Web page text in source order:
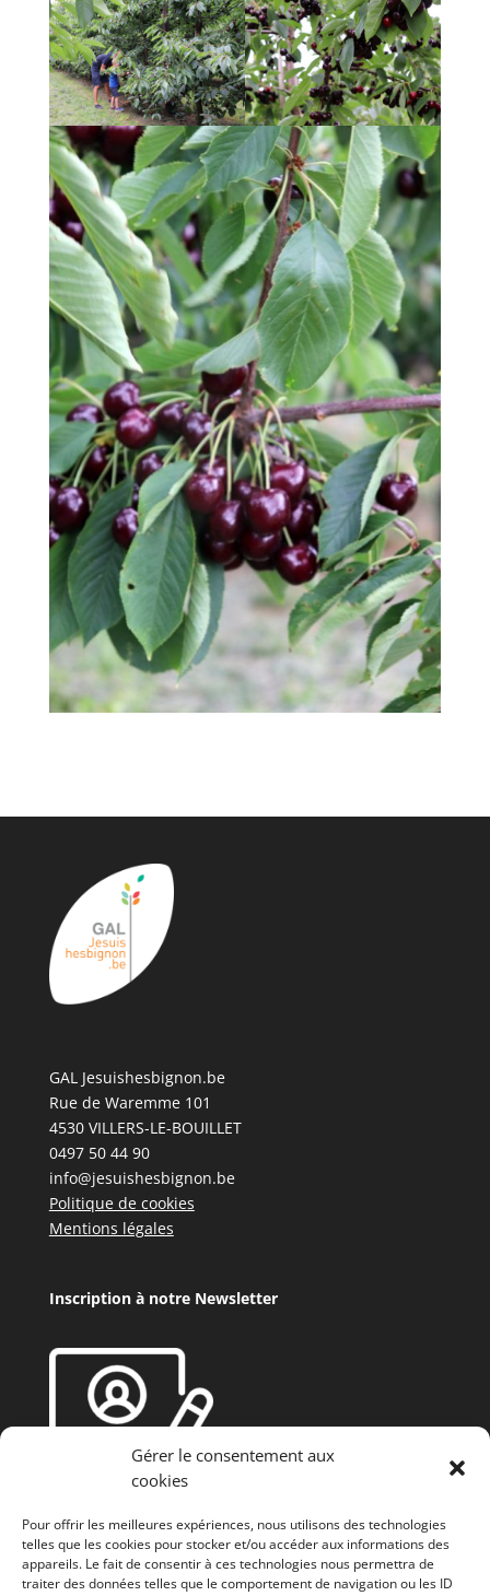
Gérer le consentement aux
cookies
Pour offrir les meilleures expériences, nous utilisons des technologies
telles que les cookies pour stocker et/ou accéder aux informations des
appareils. Le fait de consentir à ces technologies nous permettra de
traiter des données telles que le comportement de navigation ou les ID
GAL Jesuishesbignon.be
Rue de Waremme 101
4530 VILLERS-LE-BOUILLET
0497 50 44 90
info@jesuishesbignon.be
Politique de cookies
Mentions légales
Inscription à notre Newsletter